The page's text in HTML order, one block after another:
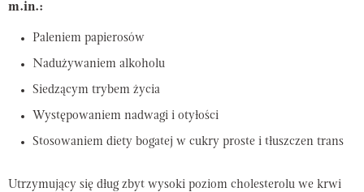
m.in.:
Paleniem papierosów
Nadużywaniem alkoholu
Siedzącym trybem życia
Występowaniem nadwagi i otyłości
Stosowaniem diety bogatej w cukry proste i tłuszczen trans
Utrzymujący się dług zbyt wysoki poziom cholesterolu we krwi